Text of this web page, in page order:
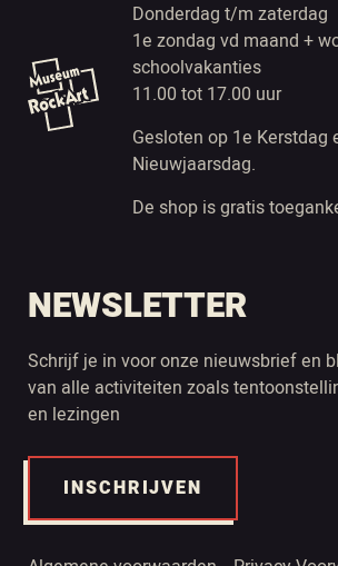
Donderdag t/m zaterdag
1e zondag vd maand +
schoolvakanties
11.00 tot 17.00 uur
Gesloten op 1e Kerstdag
Nieuwjaarsdag.
De shop is gratis
NEWSLETTER
Schrijf je in voor onze nieuwsbrief en
van alle activiteiten zoals
en lezingen
INSCHRIJVEN